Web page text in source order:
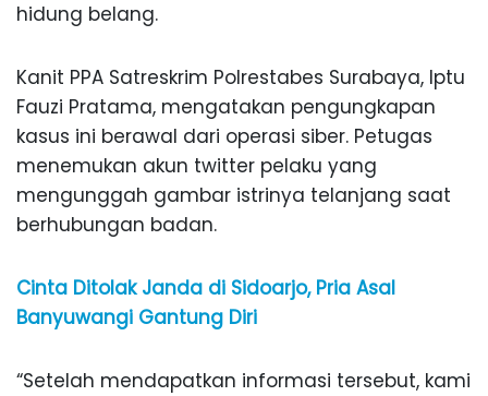
hidung belang.
Kanit PPA Satreskrim Polrestabes Surabaya, Iptu
Fauzi Pratama, mengatakan pengungkapan
kasus ini berawal dari operasi siber. Petugas
menemukan akun twitter pelaku yang
mengunggah gambar istrinya telanjang saat
berhubungan badan.
Cinta Ditolak Janda di Sidoarjo, Pria Asal
Banyuwangi Gantung Diri
“Setelah mendapatkan informasi tersebut, kami